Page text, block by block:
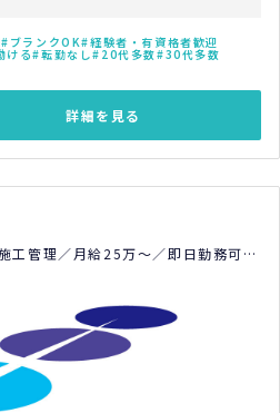
ブランクOK 経験者・有資格者歓迎
ける 転勤なし 20代多数 30代多数
詳細を見る
工管理／月給25万～／即日勤務可／